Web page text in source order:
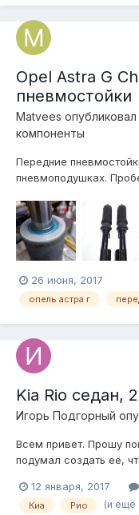
причине смены авто.
Opel Astra G
пневмостойки
Matvees
компоненты
Передние
пневмоподушках.
уплотнения, стойки
или ШС. Цена за пару
26 июня, 2017
опель астра г
Kia Rio седан,
Игорь Подгорный
Всем привет. Прошу
подумал создать её,
заказал уже
шланги и тд. Поднял
12 января, 2017
Киа Рио (и ещё